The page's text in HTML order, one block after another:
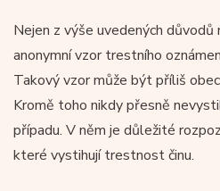
Nejen z výše uvedených
anonymní vzor trestního
Takový vzor může být příliš
Kromě toho nikdy přesně
případu. V něm je důležité
které vystihují trestnost činu.